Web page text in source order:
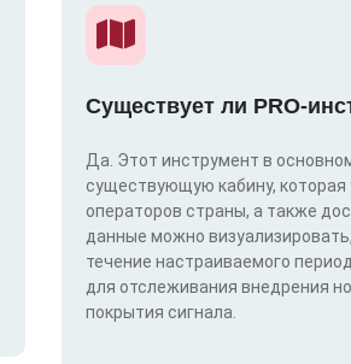
Существует ли PRO-
Да. Этот инструмент в
существующую кабину,
операторов страны, а также
данные можно
течение настраиваемого
для отслеживания внедрения
покрытия сигнала.